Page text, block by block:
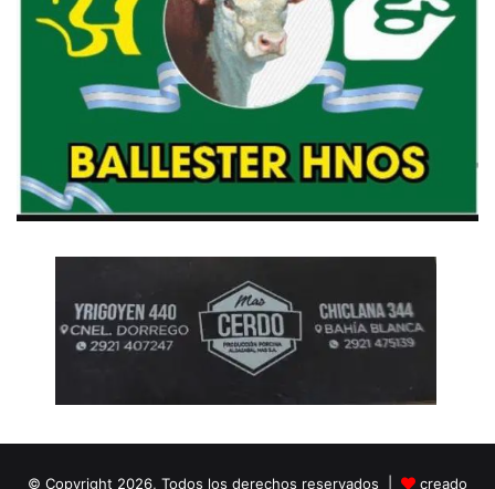
© Copyright 2026, Todos los derechos reservados | creado